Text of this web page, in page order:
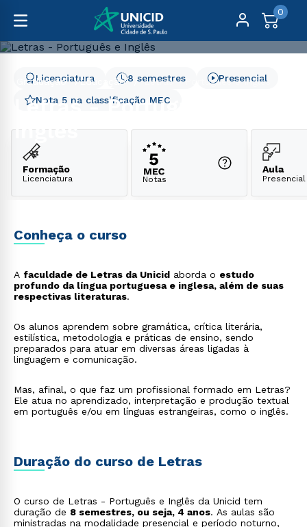
0
Graduação Educação Letras - Português e Inglês
Letras - Português e
Inglês
Nota 5 na classificação MEC
8 semestres
Licenciatura Presencial
Formação
Licenciatura Notas
Aula
Presencial
Conheça o curso
A faculdade de Letras da Unicid aborda o estudo
profundo da língua portuguesa e inglesa, além de suas
respectivas literaturas.
Os alunos aprendem sobre gramática, crítica literária,
estilística, metodologia e práticas de ensino, sendo
preparados para atuar em diversas áreas ligadas à
linguagem e comunicação.
Mas, afinal, o que faz um profissional formado em Letras?
Ele atua no aprendizado, interpretação e produção textual
em português e/ou em línguas estrangeiras, como o inglês.
Duração do curso de Letras
O curso de Letras - Português e Inglês da Unicid tem
duração de 8 semestres, ou seja, 4 anos. As aulas são
ministradas na modalidade presencial e período noturno,